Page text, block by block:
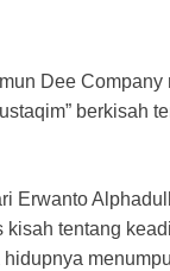
Dee Company
berkisah
Erwanto
kisah tentang